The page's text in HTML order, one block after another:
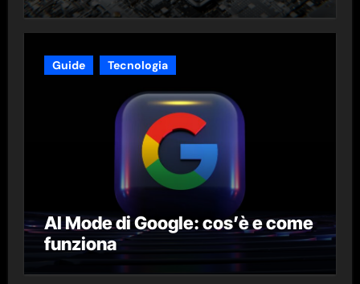
Guide Tecnologia
AI Mode di Google: cos’è e come
funziona